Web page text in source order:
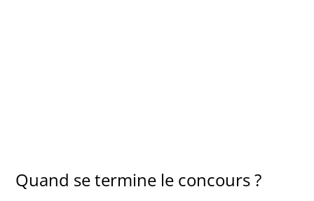
Quand se termine le concours ?